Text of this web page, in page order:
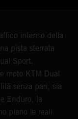
intenso della
pista sterrata
Sport.
moto KTM Dual
senza pari, sia
Enduro, la
piano le reali